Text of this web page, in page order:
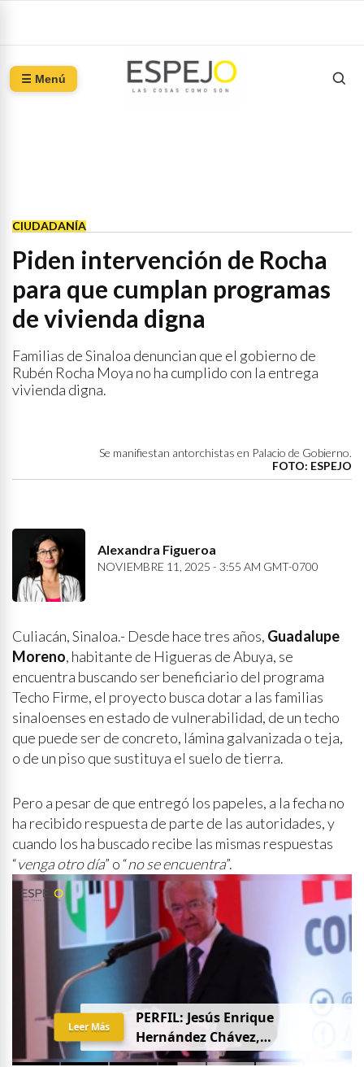
☰ Menú
CIUDADANÍA
Piden intervención de Rocha
para que cumplan programas
de vivienda digna
Familias de Sinaloa denuncian que el gobierno de
Rubén Rocha Moya no ha cumplido con la entrega
vivienda digna.
Se manifiestan antorchistas en Palacio de Gobierno.
FOTO: ESPEJO
Alexandra Figueroa
NOVIEMBRE 11, 2025 - 3:55 AM GMT-0700
Culiacán, Sinaloa.- Desde hace tres años, Guadalupe
Moreno, habitante de Higueras de Abuya, se
encuentra buscando ser beneficiario del programa
Techo Firme, el proyecto busca dotar a las familias
sinaloenses en estado de vulnerabilidad, de un techo
que puede ser de concreto, lámina galvanizada o teja,
o de un piso que sustituya el suelo de tierra.
Pero a pesar de que entregó los papeles, a la fecha no
ha recibido respuesta de parte de las autoridades, y
cuando los ha buscado recibe las mismas respuestas
“venga otro día” o “no se encuentra”.
PERFIL: Jesús Enrique
Hernández Chávez,
“Chuquiqui”
Leer Más